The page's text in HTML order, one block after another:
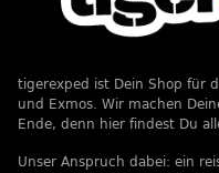
tigerexped ist Dein Shop für
und Exmos. Wir machen
Ende, denn hier findest Du
Unser Anspruch dabei: ein